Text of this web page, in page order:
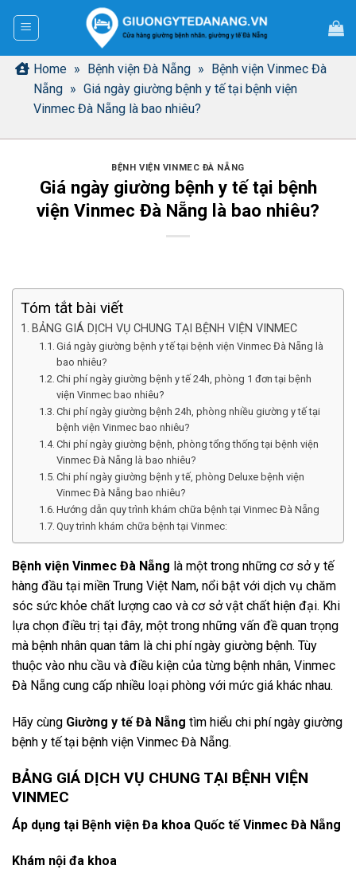
dung Home » Bệnh viện Đà Nẵng » Bệnh viện Vinmec Đà
Nẵng » Giá ngày giường bệnh y tế tại bệnh viện
Vinmec Đà Nẵng là bao nhiêu?
BỆNH VIỆN VINMEC ĐÀ NẴNG
Giá ngày giường bệnh y tế tại bệnh
viện Vinmec Đà Nẵng là bao nhiêu?
Tóm tắt bài viết
BẢNG GIÁ DỊCH VỤ CHUNG TẠI BỆNH VIỆN VINMEC
Giá ngày giường bệnh y tế tại bệnh viện Vinmec Đà Nẵng là
bao nhiêu?
Chi phí ngày giường bệnh y tế 24h, phòng 1 đơn tại bệnh
viện Vinmec bao nhiêu?
Chi phí ngày giường bệnh 24h, phòng nhiều giường y tế tại
bệnh viện Vinmec bao nhiêu?
Chi phí ngày giường bệnh, phòng tổng thống tại bệnh viện
Vinmec Đà Nẵng là bao nhiêu?
Chi phí ngày giường bệnh y tế, phòng Deluxe bệnh viện
Vinmec Đà Nẵng bao nhiêu?
Hướng dẫn quy trình khám chữa bệnh tại Vinmec Đà Nẵng
Quy trình khám chữa bệnh tại Vinmec:
Bệnh viện Vinmec Đà Nẵng là một trong những cơ sở y tế
hàng đầu tại miền Trung Việt Nam, nổi bật với dịch vụ chăm
sóc sức khỏe chất lượng cao và cơ sở vật chất hiện đại. Khi
lựa chọn điều trị tại đây, một trong những vấn đề quan trọng
mà bệnh nhân quan tâm là chi phí ngày giường bệnh. Tùy
thuộc vào nhu cầu và điều kiện của từng bệnh nhân, Vinmec
Đà Nẵng cung cấp nhiều loại phòng với mức giá khác nhau.
Hãy cùng Giường y tế Đà Nẵng tìm hiểu chi phí ngày giường
bệnh y tế tại bệnh viện Vinmec Đà Nẵng.
BẢNG GIÁ DỊCH VỤ CHUNG TẠI BỆNH VIỆN
VINMEC
Áp dụng tại Bệnh viện Đa khoa Quốc tế Vinmec Đà Nẵng
Khám nội đa khoa